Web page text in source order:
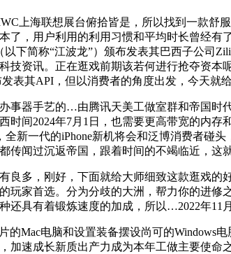
海联想展台俯拾皆是，所以找到一款舒
了，用户利用的利用习惯和平均时长曾经
下简称“江波龙”）颁布发表其巴西子公司
技资讯。正在逛戏前期该若何进行抢夺资
表其API，但以消费者的角度出发，今天就
器手艺的…由腾讯天美工做室群和帝国时
间2024年7月1日，也需要更高带宽的内
新一代的iPhone新机将会和泛博消费者碰
闻过沉返帝国，跟着时间的不竭临近，这
，刚好，下面就给大师细致这款逛戏的
玩家首选。分为分歧的大洲，帮力你的进
具有着锻炼速度的加成，所以…2022年11月
电脑和设置装备摆设尚可的Windows
速成长新质出产力成为本年工做主要使命